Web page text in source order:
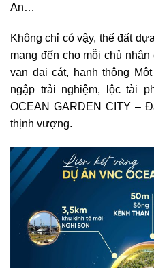
An…
Không chỉ có vậy, thế đất
mang đến cho mỗi chủ
vạn đại cát, hanh thông
ngập trải nghiệm, lộc tài
OCEAN GARDEN CITY –
thịnh vượng.